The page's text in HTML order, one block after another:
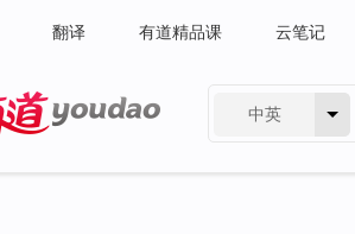
翻译 有道精品课 云笔记
中英